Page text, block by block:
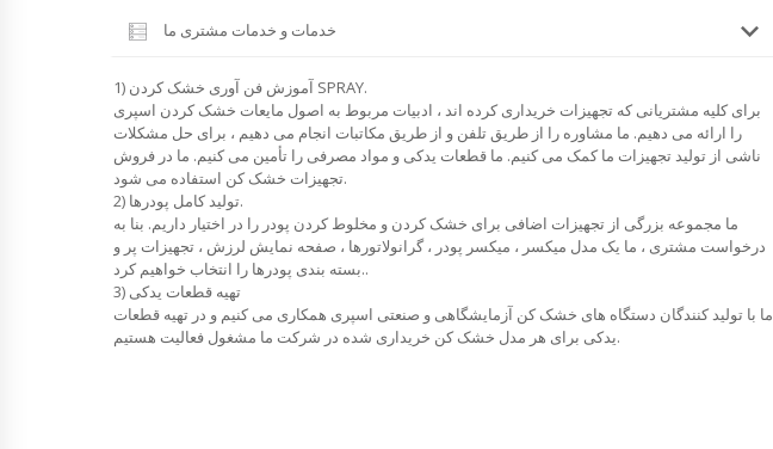
خدمات و خدمات مشتری ما
1) آموزش فن آوری خشک کردن SPRAY.
برای کلیه مشتریانی که تجهیزات خریداری کرده اند ، ادبیات مربوط به اصول مایعات خشک کردن اسپری
را ارائه می دهیم. ما مشاوره را از طریق تلفن و از طریق مکاتبات انجام می دهیم ، برای حل مشکلات
ناشی از تولید تجهیزات ما کمک می کنیم. ما قطعات یدکی و مواد مصرفی را تأمین می کنیم. ما در فروش
تجهیزات خشک کن استفاده می شود.
2) تولید کامل پودرها.
ما مجموعه بزرگی از تجهیزات اضافی برای خشک کردن و مخلوط کردن پودر را در اختیار داریم. بنا به
درخواست مشتری ، ما یک مدل میکسر ، میکسر پودر ، گرانولاتورها ، صفحه نمایش لرزش ، تجهیزات پر و
بسته بندی پودرها را انتخاب خواهیم کرد..
3) تهیه قطعات یدکی
ما با تولید کنندگان دستگاه های خشک کن آزمایشگاهی و صنعتی اسپری همکاری می کنیم و در تهیه قطعات
یدکی برای هر مدل خشک کن خریداری شده در شرکت ما مشغول فعالیت هستیم.